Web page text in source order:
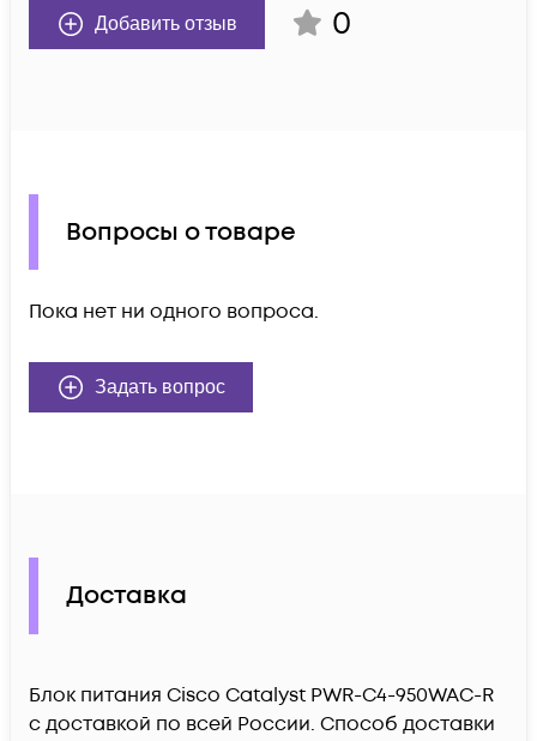
Добавить отзыв 0
Вопросы о товаре
Пока нет ни одного вопроса.
Задать вопрос
Доставка
Блок питания Cisco Catalyst PWR-C4-950WAC-R
c доставкой по всей России. Способ доставки